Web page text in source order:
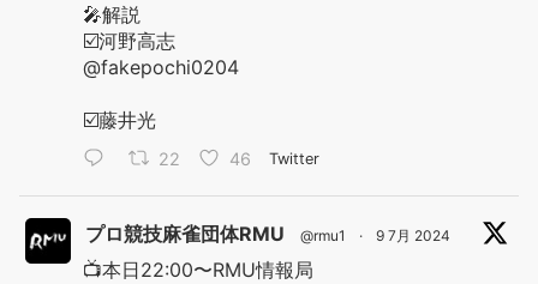
🎤解説
☑️河野高志
@fakepochi0204
☑️藤井光
22 46 Twitter
プロ競技麻雀団体RMU @rmu1 · 9 7月 2024
📺本日22:00〜RMU情報局